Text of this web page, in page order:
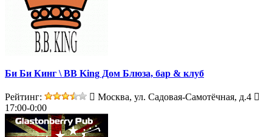
Би Би Кинг \ BB King Дом Блюза, бар & клуб
Рейтинг:
Москва, ул. Садовая-Самотёчная, д.4
17:00-0:00